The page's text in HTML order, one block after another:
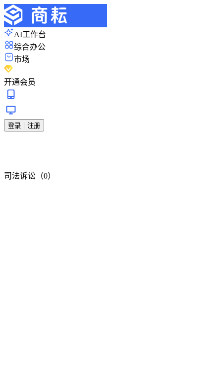
AI工作台
综合办公
市场
开通会员
登录｜注册
司法诉讼（0）